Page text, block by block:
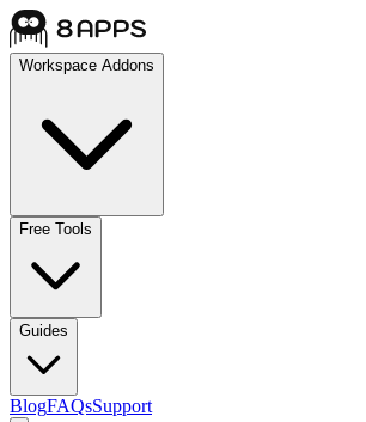
Workspace Addons
Free Tools
Guides
BlogFAQsSupport